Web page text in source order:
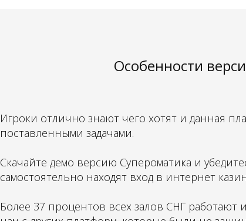
Особенности
Игроки отлично знают чего хотят и данная
поставленными задачами.
Скачайте демо версию Супероматика и
самостоятельно находят вход в интернет
Более 37 процентов всех залов СНГ